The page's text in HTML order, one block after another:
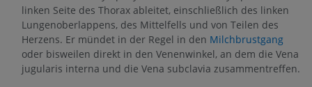
linken Seite des Thorax ableitet, einschließlich des linken
Lungenoberlappens, des Mittelfells und von Teilen des
Herzens. Er mündet in der Regel in den Milchbrustgang
oder bisweilen direkt in den Venenwinkel, an dem die Vena
jugularis interna und die Vena subclavia zusammentreffen.